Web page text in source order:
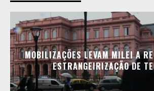
MOBILIZAÇÕES LEVAM MILEI A
ESTRANGEIRIZAÇÃO DE